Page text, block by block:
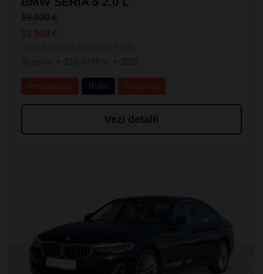
19.990 €
18.990 €
Preț special Rulat Rezervat
Vezi detalii